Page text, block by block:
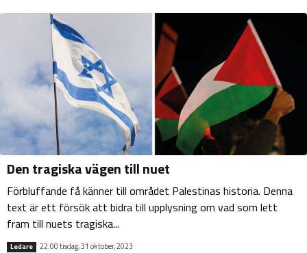
Den tragiska vägen till nuet
Förbluffande få känner till området Palestinas historia. Denna
text är ett försök att bidra till upplysning om vad som lett
fram till nuets tragiska...
Ledare 22:00 tisdag, 31 oktober, 2023